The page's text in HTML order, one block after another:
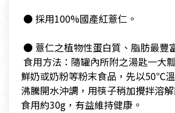
​ ● 採用100%國產紅薏仁。
● 薏仁之植物性蛋白質、脂肪最豐
食用方法：隨罐內所附之湯匙一大
鮮奶或奶粉等粉末食品，先以50℃
沸騰開水沖調，用筷子稍加攪拌溶
食用約30g，有益維持健康。